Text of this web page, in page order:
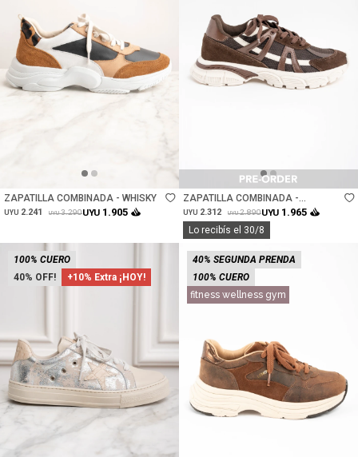
ZAPATILLA COMBINADA - WHISKY
UYU 2.241 UYU 3.290UYU 1.905
Talle
ZAPATILLA COMBINADA -
CHOCOLATE
UYU 2.312 UYU 2.890UYU 1.965
Lo recibís el 30/8
40 +10% Extra ¡HOY!
100% CUERO
100% CUERO
40% SEGUNDA PRENDA
fitness wellness gym